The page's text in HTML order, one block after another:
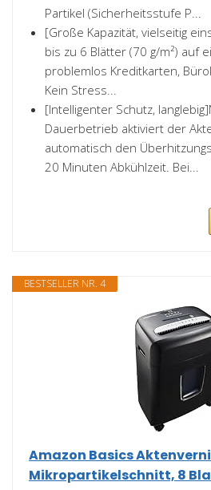
Partikel (Sicherheitsstufe P...
[Große Kapazität, vielseitig
bis zu 6 Blätter (70 g/m²) auf
problemlos Kreditkarten,
Kein Stress...
[Intelligenter Schutz,
Dauerbetrieb aktiviert der
automatisch den
20 Minuten Abkühlzeit. Bei...
BESTSELLER NR. 4
Amazon Basics
Mikropartikelschnitt, 8